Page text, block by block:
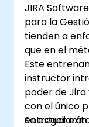
JIRA
para la
tienden a
que en el
Este
instructor
poder de
con el único
entregar
Se